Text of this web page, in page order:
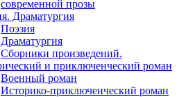
современной прозы
Драматургия
Поэзия
Драматургия
Сборники произведений.
и приключенческий роман
Военный роман
Историко-приключенческий роман